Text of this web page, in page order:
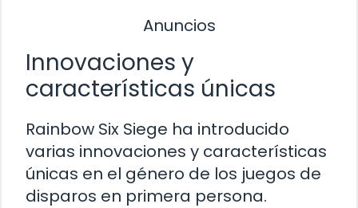
Anuncios
Innovaciones y
características únicas
Rainbow Six Siege ha introducido
varias innovaciones y características
únicas en el género de los juegos de
disparos en primera persona.